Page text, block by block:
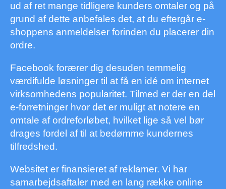
ud af ret mange tidligere kunders omtaler og på
grund af dette anbefales det, at du eftergår e-
shoppens anmeldelser forinden du placerer din
ordre.
Facebook forærer dig desuden temmelig
værdifulde løsninger til at få en idé om internet
virksomhedens popularitet. Tilmed er der en del
e-forretninger hvor det er muligt at notere en
omtale af ordreforløbet, hvilket lige så vel bør
drages fordel af til at bedømme kundernes
tilfredshed.
Websitet er finansieret af reklamer. Vi har
samarbejdsaftaler med en lang række online